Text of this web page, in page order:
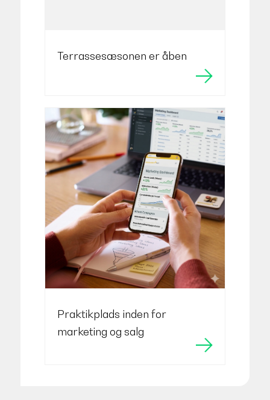
Terrassesæsonen er åben
Praktikplads inden for
marketing og salg